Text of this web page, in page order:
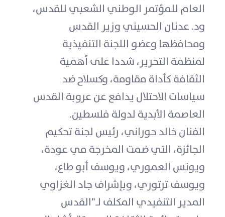
العام للمؤتمر الوطني الشعبي للقدس،
ود. عدنان الحسيني وزير القدس
ومحافظها وعضو اللجنة التنفيذية
لمنظمة التحرير، شددا على أهمية
الثقافة كأداة مقاومة، وكسلاح ضد
سياسات الاحتلال يدافع عن عروبة القدس
العاصمة الأبدية لدولة فلسطين.
الفنان خالد حوراني، رئيس لجنة تحكيم
الجائزة، التي ضمت المخرجة مي عودة،
ويونس العموري، ويوسف أبو طاع،
ويوسف ترتوري، وبإشراف جاد الغزاوي
المدير التنفيدي المكلف لـ"القدس